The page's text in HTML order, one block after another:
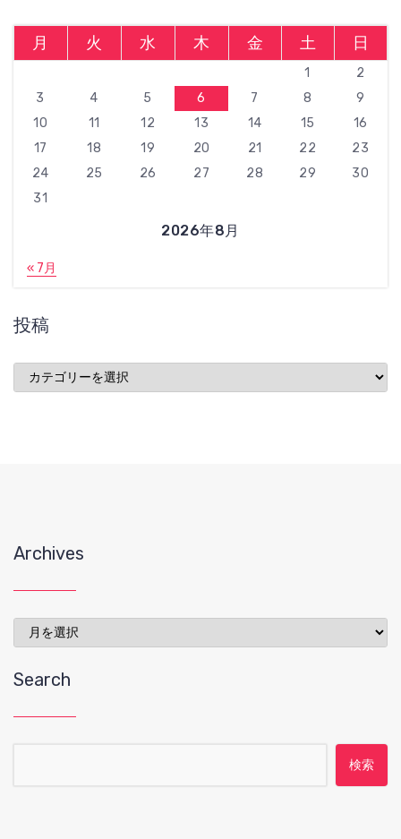
2026年8月
月 火 水 木 金 土 日
1
2
3
4 5 6 7 8
9
10
11 12 13 14 15
16
17
18 19 20 21 22
23
24
25 26 27 28 29
30
31
« 7月
投稿
稿
Archives
Archives
Search